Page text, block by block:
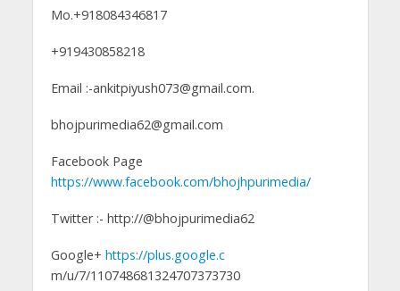
Mo.+918084346817
+919430858218
Email :-ankitpiyush073@gmail.com.
bhojpurimedia62@gmail.com
Facebook Page
https://www.facebook.com/bhojhpurimedia/
Twitter :- http://@bhojpurimedia62
Google+ https://plus.google.c
m/u/7/110748681324707373730